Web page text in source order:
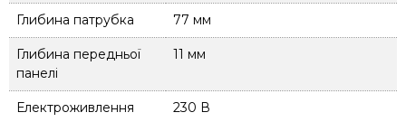
Глибина патрубка 77 мм
Глибина передньої
панелі
11 мм
Електроживлення 230 В